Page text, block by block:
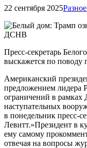
22 сентября 2025Разное
Пресс-секретарь
выскажется по поводу
Американский
предложением лидера
ограничений в рамках
наступательных
в понедельник пресс-
Левитт.»Президент в
ему самому
отвечая на вопросы